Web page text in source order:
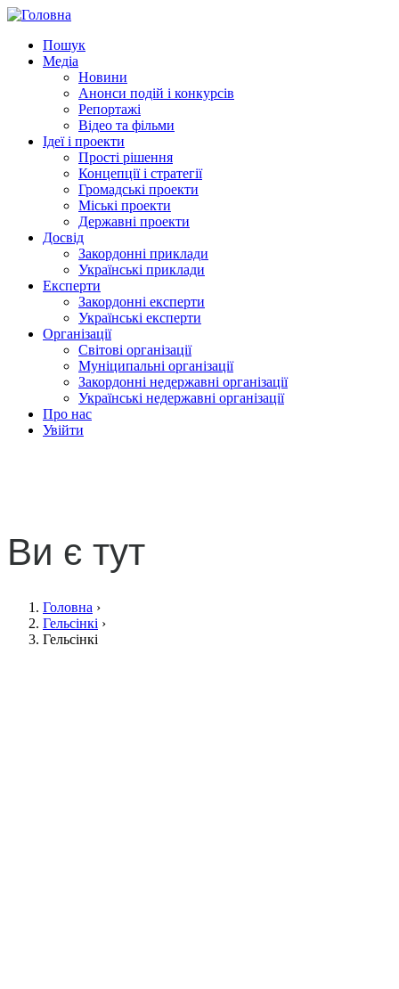
Пошук
Медіа
Новини
Анонси подій і конкурсів
Репортажі
Відео та фільми
Ідеї і проекти
Прості рішення
Концепції і стратегії
Громадські проекти
Міські проекти
Державні проекти
Досвід
Закордонні приклади
Українські приклади
Експерти
Закордонні експерти
Українські експерти
Організації
Світові організації
Муніципальні організації
Закордонні недержавні організації
Українські недержавні організації
Про нас
Увійти
Ви є тут
Головна ›
Гельсінкі ›
Гельсінкі